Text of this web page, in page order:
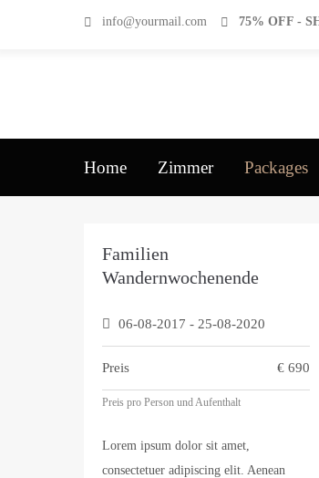
info@yourmail.com 75% OFF -
Home Zimmer Packages
Familien
Wandernwochenende
06-08-2017 - 25-08-2020
Preis € 690
Preis pro Person und Aufenthalt
Lorem ipsum dolor sit amet,
consectetuer adipiscing elit. Aenean